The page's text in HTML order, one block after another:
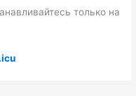
только на